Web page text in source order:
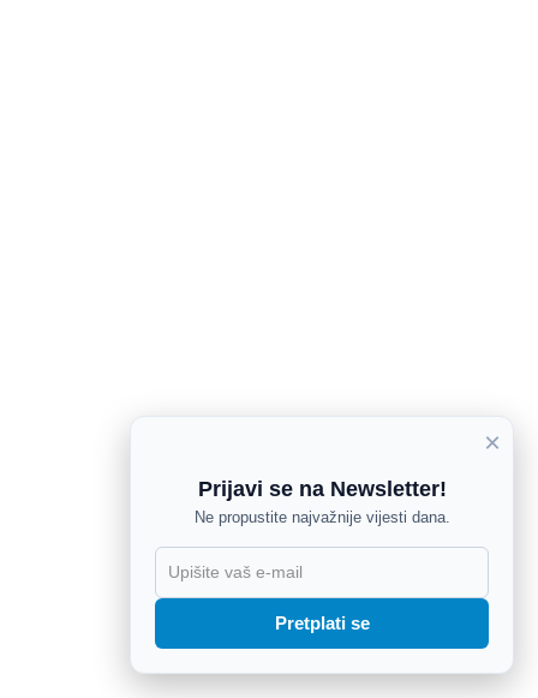
×
Prijavi se na Newsletter!
Ne propustite najvažnije vijesti dana.
Pretplati se